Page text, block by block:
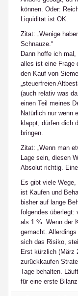
können. Oder:
Liquidität ist OK.
Zitat: „Wenige
Schnauze.“
Dann hoffe ich
alles ist eine Frage
den Kauf von
„steuerfreien
(auch relativ was
einen Teil meines
Natürlich nur wenn
klappt, dürfen dich
bringen.
Zitat: „Wenn man
Lage sein, diesen
Absolut richtig.
Es gibt viele
ist Kaufen und
bisher auf lange
folgendes überlegt:
als 1 %. Wenn der
gemacht.
sich das Risiko,
Erst kürzlich (März
zurückkaufen
Tage behalten.
für eine erste